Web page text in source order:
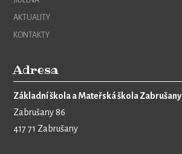
AKTUALITY
KONTAKTY
Adresa
Základní škola a Mateřská škola Zabrušany
Zabrušany 86
417 71 Zabrušany